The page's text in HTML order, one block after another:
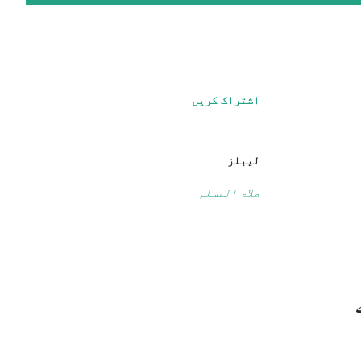
اشتراک کریں
لیبلز
صلاۃ المسلم